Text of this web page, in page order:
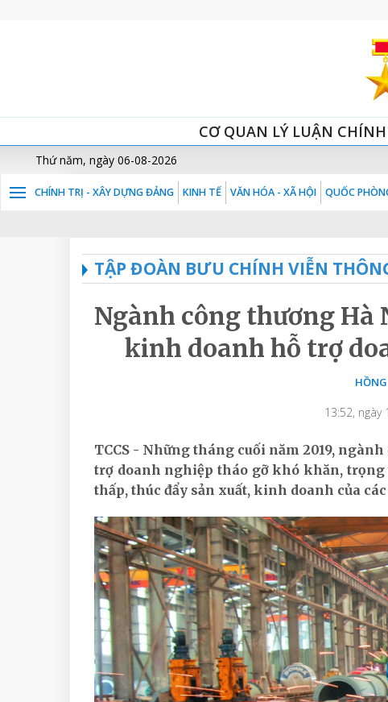
CƠ QUAN LÝ LUẬN
Thứ năm, ngày 06-08-2026
CHÍNH TRỊ - XÂY DỰNG ĐẢNG KINH TẾ VĂN HÓA - XÃ HỘI QUỐC
TẬP ĐOÀN BƯU CHÍNH VIỄN
Ngành công thương
kinh doanh hỗ trợ
13:52, ngày
TCCS - Những tháng cuối năm 2019,
trợ doanh nghiệp tháo gỡ khó khăn,
thấp, thúc đẩy sản xuất, kinh doanh của